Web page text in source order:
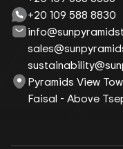
+20 109 588 8830
Pyramids View
Faisal - Above